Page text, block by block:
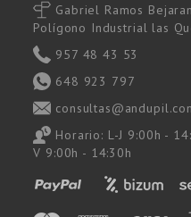
Gabriel Ramos
Polígono Industrial las
957 48 43 53
648 923 797
Horario: L-J 9:00h -
V 9:00h - 14:30h